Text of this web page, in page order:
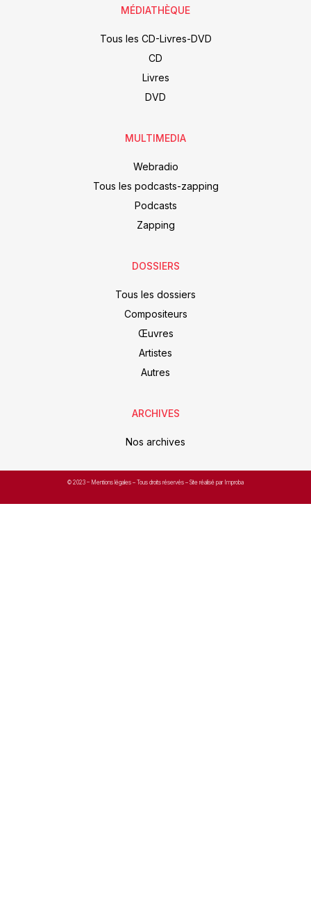
MÉDIATHÈQUE
Tous les CD-Livres-DVD
CD
Livres
DVD
MULTIMEDIA
Webradio
Tous les podcasts-zapping
Podcasts
Zapping
DOSSIERS
Tous les dossiers
Compositeurs
Œuvres
Artistes
Autres
ARCHIVES
Nos archives
© 2023 – Mentions légales – Tous droits réservés – Site réalisé par Improba